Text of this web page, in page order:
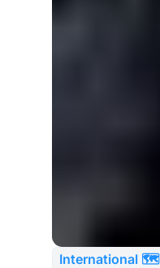
International 🗺️